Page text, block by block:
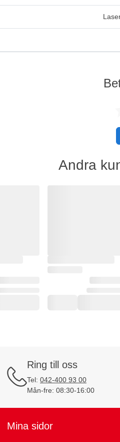
Andra
Ring till oss
Tel: 042-400 93 00
Mån-fre: 08:30-16:00
Mina sidor